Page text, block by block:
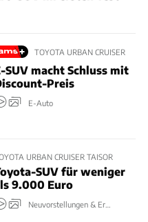
TOYOTA URBAN CRUISER
SUV macht Schluss mit
Preis
E-Auto
URBAN CRUISER TAISOR
SUV für weniger
9.000 Euro
Neuvorstellungen & Erlkönige